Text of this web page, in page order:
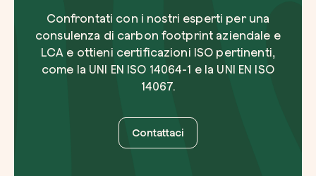
Confrontati con i nostri esperti per una
consulenza di carbon footprint aziendale e
LCA e ottieni certificazioni ISO pertinenti,
come la UNI EN ISO 14064-1 e la UNI EN ISO
14067.
Contattaci